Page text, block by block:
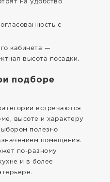
на удобство
с
кабинета —
высота посадки.
подборе
встречаются
высоте и характеру
полезно
помещения.
по-разному
и в более